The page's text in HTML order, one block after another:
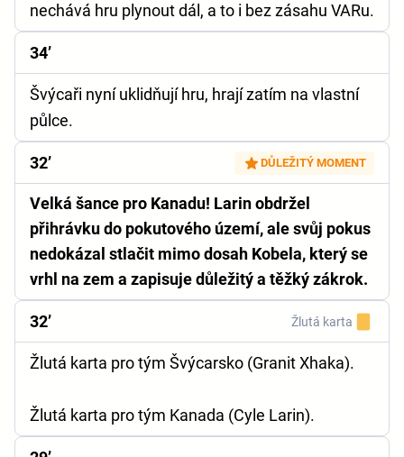
nechává hru plynout dál, a to i bez zásahu VARu.
34’
Švýcaři nyní uklidňují hru, hrají zatím na vlastní
půlce.
32’ DŮLEŽITÝ MOMENT
Velká šance pro Kanadu! Larin obdržel
přihrávku do pokutového území, ale svůj pokus
nedokázal stlačit mimo dosah Kobela, který se
vrhl na zem a zapisuje důležitý a těžký zákrok.
32’ Žlutá karta
Žlutá karta pro tým Švýcarsko (Granit Xhaka).
Žlutá karta pro tým Kanada (Cyle Larin).